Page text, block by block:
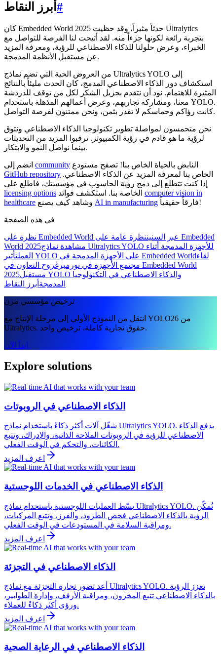
أبرز النقاط #
كان Embedded World 2025 حدثاً مثيراً، وقد حظيت Ultralytics
بتجربة رائعة لكونها جزءاً منه. لقد أتيحت لنا الفرصة للتواصل مع
الخبراء، وعرض حلولنا للذكاء الاصطناعي للرؤية، ومعرفة المزيد
عن مستقبل الأنظمة المدمجة.
من العروض الحية التي تضم نماذج Ultralytics YOLO إلى
استكشاف دور الذكاء الاصطناعي المدمج، كان الحدث مليئاً بالنتائج
المثيرة للاهتمام. نود أن نتقدم بجزيل الشكر لكل من توقف للدردشة
معنا، ومشاركة تجاربهم، وعرض أعمالهم المذهلة باستخدام YOLO.
كانت رؤاكم وحماسكم لا تقدر بثمن، ونحن ممتنون لفرصة التواصل.
نحن متحمسون لمواصلة تطوير تكنولوجيا الذكاء الاصطناعي ونتوق
لرؤية ما هو قادم في رؤية الكمبيوتر. ترقبوا المزيد من التحديثات
بينما نواصل النمو والابتكار.
community النابض بالحياة الخاص بنا! تصفح مستودع
GitHub repository
إذا كنت تتطلع إلى دمج رؤية الحاسوب في مؤسستك، فاطلع على
licensing options
computer vision in
healthcare
AI in manufacturing فارقاً حقيقياً!
في هذه الصفحة
نظرة على Embedded World عبر السنيننظرة عامة على Embedded
World 2025مشاهدة نماذج Ultralytics YOLO للأجهزة المدمجة أثناء
العمل
تأثير YOLO على الأجهزة المدمجة في Embedded Worldلقاء
مجتمع الأجهزة في نورمبرغروح التعاون في Embedded World
2025مستقبل YOLO والذكاء الاصطناعي في التكنولوجيا
المدمجة أبرز النقاط
ترخيص مؤسسي مرن
انتقل من النموذج الأولي إلى مرحلة الإنتاج مع YOLO26 من
Ultralytics. حقوق تجارية كاملة، ترخيص واحد.
ابدأ الآن
Explore solutions
الذكاء الاصطناعي في الروبوتات
شغّل آلات أكثر ذكاءً باستخدام نماذج Ultralytics YOLO. يدفع الذكاء
الاصطناعي للرؤية في الروبوتات الملاحة الذاتية، والإدراك، وتتبع
الكائنات، والتحكم في الوقت الفعلي.
اعرف المزيد
الذكاء الاصطناعي في الخدمات اللوجستية
بسّط العمليات اللوجستية باستخدام نماذج Ultralytics YOLO. تُمكّن
الرؤية بالذكاء الاصطناعي فحص الطرود، والفرز، وتتبع المركبات،
ومراقبة السلامة في المستودعات في الوقت الفعلي.
اعرف المزيد
الذكاء الاصطناعي في التجزئة
أعد تصور تجارة التجزئة مع نماذج Ultralytics YOLO. تعزز الرؤية
بالذكاء الاصطناعي تتبع المخزون، ومراقبة الأرفف، وإدارة الطوابير،
ورؤى أكثر ذكاءً للعملاء.
اعرف المزيد
الذكاء الاصطناعي في الرعاية الصحية